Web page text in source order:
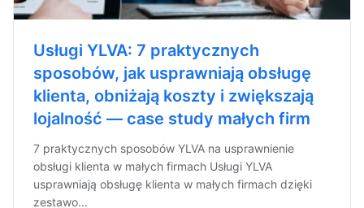
Usługi YLVA: 7 praktycznych
sposobów, jak usprawniają obsługę
klienta, obniżają koszty i zwiększają
lojalność — case study małych firm
7 praktycznych sposobów YLVA na usprawnienie
obsługi klienta w małych firmach Usługi YLVA
usprawniają obsługę klienta w małych firmach dzięki
zestawo...